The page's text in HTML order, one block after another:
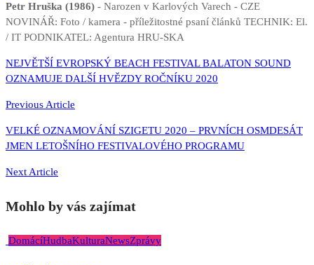
Petr Hruška (1986) - Narozen v Karlových Varech - CZE
NOVINÁŘ: Foto / kamera - příležitostné psaní článků TECHNIK: El.
/ IT PODNIKATEL: Agentura HRU-SKA
Navigace
pro
příspěvek
NEJVĚTŠÍ EVROPSKÝ BEACH FESTIVAL BALATON SOUND
OZNAMUJE DALŠÍ HVĚZDY ROČNÍKU 2020
Previous Article
VELKÉ OZNAMOVÁNÍ SZIGETU 2020 – PRVNÍCH OSMDESÁT
JMEN LETOŠNÍHO FESTIVALOVÉHO PROGRAMU
Next Article
Mohlo by vás zajímat
DomácíHudbaKulturaNewsZprávy